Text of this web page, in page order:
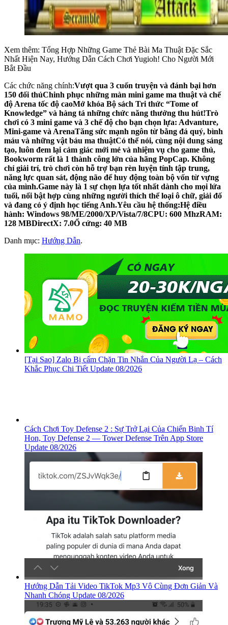
Xem thêm: Tổng Hợp Những Game Thẻ Bài Ma Thuật Đặc Sắc
Nhất Hiện Nay, Hướng Dẫn Cách Chơi Yugioh! Cho Người Mới
Bắt Đầu
Các chức năng chính:Vượt qua 3 cuốn truyện và đánh bại hơn
150 đối thủChinh phục những màn mini game ma thuật và chế
độ Arena tốc độ caoMở khóa Bộ sách Tri thức “Tome of
Knowledge” và hàng tá những chức năng thưởng thu hút!Trò
chơi có 3 mini game và 3 chế độ cho bạn chọn lựa: Advanture,
Mini-game và ArenaTăng sức mạnh ngôn từ bằng đá quý, bình
máu và những vật báu ma thuậtCó thể nói, cùng nội dung sáng
tạo, luôn đem lại cảm giác mới mẻ và nhiệm vụ cho game thủ,
Bookworm rất là 1 thành công lớn của hãng PopCap. Không
chỉ giải trí, trò chơi còn hỗ trợ bạn rèn luyện tính tập trung,
năng lực quan sát, động não để huy động toàn bộ vốn từ vựng
của mình.Game này là 1 sự chọn lựa tốt nhất dành cho mọi lứa
tuổi, nổi bật hợp cùng những người thích thể loại ô chữ, giải đố
và đang có ý định học tiếng Anh.Yêu cầu hệ thống:Hệ điều
hành: Windows 98/ME/2000/XP/Vista/7/8CPU: 600 MhzRAM:
128 MBDirectX: 7.0Ổ cứng: 40 MB
Danh mục: Hướng Dẫn.
[Tại Sao] Zalo Bị cấm Chặn Tin Nhắn Của Người Lạ – Cách
Khắc Phục Chi Tiết Update 08/2026
Cách Chơi Toy Defense 2 : Sự Trở Lại Của Chiến Binh Tí
Hon, ‎Toy Defense 2 — Tower Defense Trên App Store
Update 08/2026
Hướng Dẫn Tải Video TikTok Mp3 Vô Cùng Đơn Giản Và
Nhanh Chóng Update 08/2026